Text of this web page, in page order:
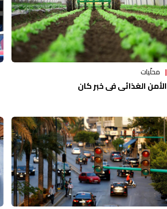
محلّيات
الأمن الغذائي في خبر كان